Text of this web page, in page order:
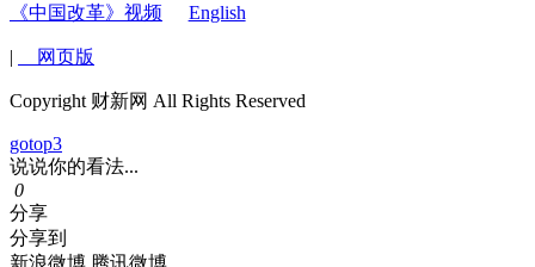
《中国改革》 视频 English
| 网页版
Copyright 财新网 All Rights Reserved
gotop3
说说你的看法...
0
分享
分享到
新浪微博 腾讯微博